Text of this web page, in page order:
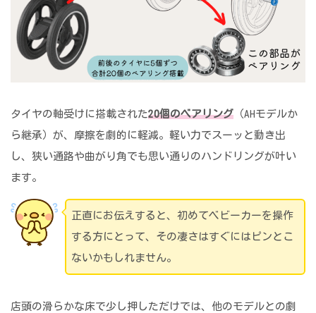
タイヤの軸受けに搭載された20個のベアリング （AHモデルか
ら継承）が、摩擦を劇的に軽減。軽い力でスーッと動き出
し、狭い通路や曲がり角でも思い通りのハンドリングが叶い
ます。
正直にお伝えすると、初めてベビーカーを操作
する方にとって、その凄さはすぐにはピンとこ
ないかもしれません。
店頭の滑らかな床で少し押しただけでは、他のモデルとの劇